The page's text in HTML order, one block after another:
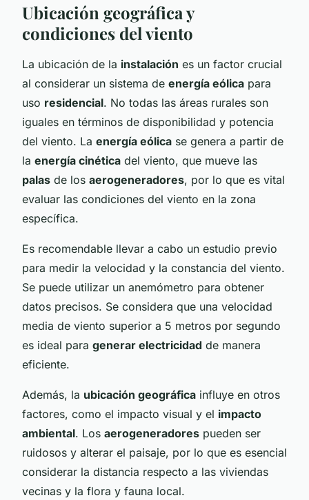
Ubicación geográfica y
condiciones del viento
La ubicación de la instalación es un factor crucial
al considerar un sistema de energía eólica para
uso residencial. No todas las áreas rurales son
iguales en términos de disponibilidad y potencia
del viento. La energía eólica se genera a partir de
la energía cinética del viento, que mueve las
palas de los aerogeneradores, por lo que es vital
evaluar las condiciones del viento en la zona
específica.
Es recomendable llevar a cabo un estudio previo
para medir la velocidad y la constancia del viento.
Se puede utilizar un anemómetro para obtener
datos precisos. Se considera que una velocidad
media de viento superior a 5 metros por segundo
es ideal para generar electricidad de manera
eficiente.
Además, la ubicación geográfica influye en otros
factores, como el impacto visual y el impacto
ambiental. Los aerogeneradores pueden ser
ruidosos y alterar el paisaje, por lo que es esencial
considerar la distancia respecto a las viviendas
vecinas y la flora y fauna local.